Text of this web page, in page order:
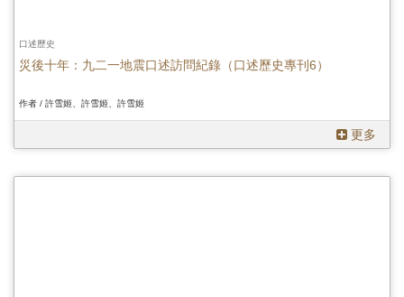
口述歷史
災後十年：九二一地震口述訪問紀錄（口述歷史專刊6）
作者 / 許雪姬、許雪姬、許雪姬
更多